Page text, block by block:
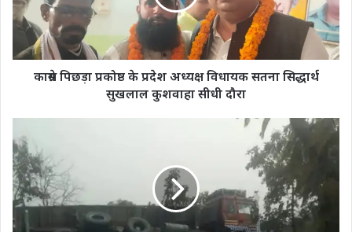
काग्रेस पिछड़ा प्रकोष्ठ के प्रदेश अध्यक्ष विधायक सतना सिद्धार्थ
सुखलाल कुशवाहा सीधी दौरा